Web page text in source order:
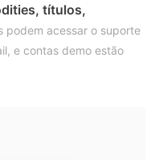
títulos,
podem acessar o suporte
e contas demo estão